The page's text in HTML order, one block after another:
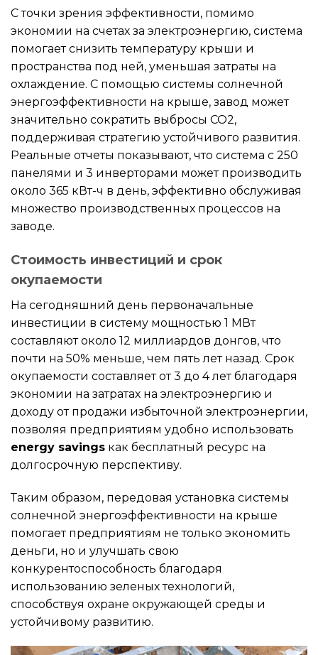
С точки зрения эффективности, помимо
экономии на счетах за электроэнергию, система
помогает снизить температуру крыши и
пространства под ней, уменьшая затраты на
охлаждение. С помощью системы солнечной
энергоэффективности на крыше, завод может
значительно сократить выбросы CO2,
поддерживая стратегию устойчивого развития.
Реальные отчеты показывают, что система с 250
панелями и 3 инверторами может производить
около 365 кВт-ч в день, эффективно обслуживая
множество производственных процессов на
заводе.
Стоимость инвестиций и срок
окупаемости
На сегодняшний день первоначальные
инвестиции в систему мощностью 1 МВт
составляют около 12 миллиардов донгов, что
почти на 50% меньше, чем пять лет назад. Срок
окупаемости составляет от 3 до 4 лет благодаря
экономии на затратах на электроэнергию и
доходу от продажи избыточной электроэнергии,
позволяя предприятиям удобно использовать
energy savings как бесплатный ресурс на
долгосрочную перспективу.
Таким образом, передовая установка системы
солнечной энергоэффективности на крыше
помогает предприятиям не только экономить
деньги, но и улучшать свою
конкурентоспособность благодаря
использованию зеленых технологий,
способствуя охране окружающей среды и
устойчивому развитию.